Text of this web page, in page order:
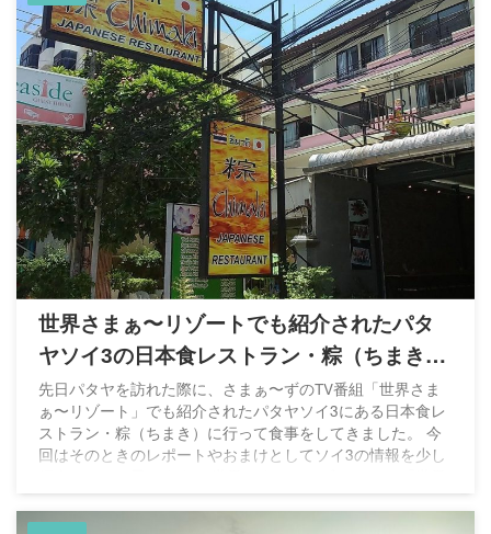
世界さまぁ〜リゾートでも紹介されたパタ
ヤソイ3の日本食レストラン・粽（ちまき）
に行ってきた
先日パタヤを訪れた際に、さまぁ〜ずのTV番組「世界さま
ぁ〜リゾート」でも紹介されたパタヤソイ3にある日本食レ
ストラン・粽（ちまき）に行って食事をしてきました。 今
回はそのときのレポートやおまけとしてソイ3の情報を少し
大竹一樹さんがMCを務めTBS系列で日曜日の0:00～